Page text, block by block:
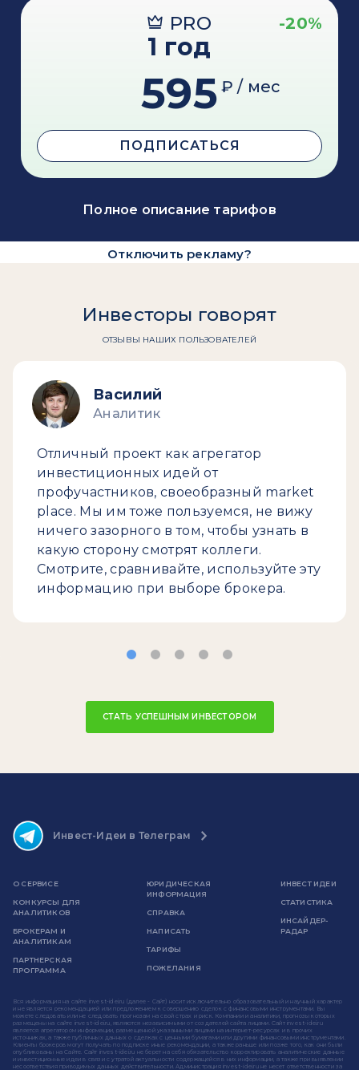
PRO -20%
1 год
595 ₽ / мес
ПОДПИСАТЬСЯ
Полное описание тарифов
Отключить рекламу?
Инвесторы говорят
ОТЗЫВЫ НАШИХ ПОЛЬЗОВАТЕЛЕЙ
Василий
Аналитик
Отличный проект как агрегатор
инвестиционных идей от
профучастников, своеобразный market
place. Мы им тоже пользуемся, не вижу
ничего зазорного в том, чтобы узнать в
какую сторону смотрят коллеги.
Смотрите, сравнивайте, используйте эту
информацию при выборе брокера.
СТАТЬ УСПЕШНЫМ ИНВЕСТОРОМ
Инвест-Идеи в Телеграм
О СЕРВИСЕ
КОНКУРСЫ ДЛЯ
АНАЛИТИКОВ
БРОКЕРАМ И
АНАЛИТИКАМ
ПАРТНЕРСКАЯ
ПРОГРАММА
ЮРИДИЧЕСКАЯ
ИНФОРМАЦИЯ
СПРАВКА
НАПИСАТЬ
ТАРИФЫ
ПОЖЕЛАНИЯ
ИНВЕСТ ИДЕИ
СТАТИСТИКА
ИНСАЙДЕР-
РАДАР
Вся информация на сайте invest-idei.ru (далее - Сайт) носит исключительно образовательный и научный характер
и не является рекомендацией или предложением к совершению сделок с финансовыми инструментами. Вы
можете следовать или не следовать прогнозам на свой страх и риск. Компании и аналитики, прогнозы которых
размещены на сайте invest-idei.ru, являются независимыми от создателей сайта лицами. Сайт invest-idei.ru
является агрегатором информации, размещенной указанными лицами на интернет-ресурсах и в прочих
источниках, а также публичных данных о сделках с ценными бумагами или другими финансовыми инструментами.
Клиенты брокеров могут получать по подписке иные рекомендации, а также раньше или позже того, как они были
опубликованы на Сайте. Сайт invest-idei.ru не берет на себя обязательство корректировать аналитические данные
и инвестиционные идеи в связи с утратой актуальности содержащейся в них информации, а также при выявлении
несоответствия приводимых данных действительности. Администрация invest-idei.ru не несет ответственности за